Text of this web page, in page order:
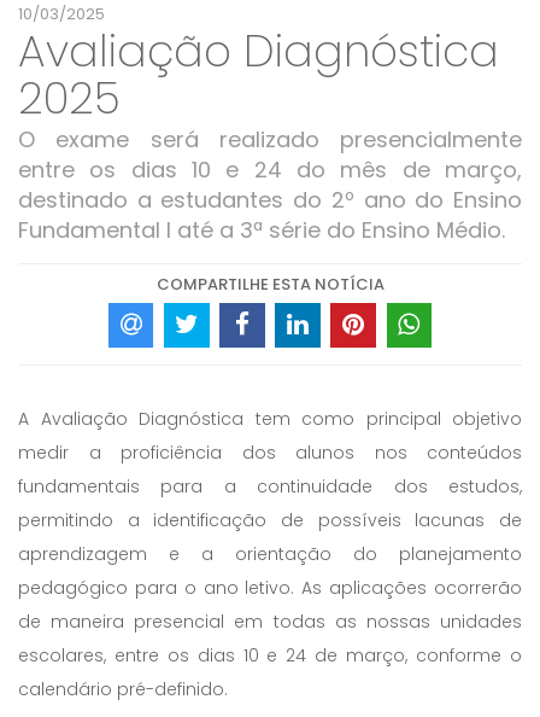
10/03/2025
Avaliação Diagnóstica
2025
O exame será realizado presencialmente
entre os dias 10 e 24 do mês de março,
destinado a estudantes do 2º ano do Ensino
Fundamental I até a 3ª série do Ensino Médio.
COMPARTILHE ESTA NOTÍCIA
A Avaliação Diagnóstica tem como principal objetivo
medir a proficiência dos alunos nos conteúdos
fundamentais para a continuidade dos estudos,
permitindo a identificação de possíveis lacunas de
aprendizagem e a orientação do planejamento
pedagógico para o ano letivo. As aplicações ocorrerão
de maneira presencial em todas as nossas unidades
escolares, entre os dias 10 e 24 de março, conforme o
calendário pré-definido.